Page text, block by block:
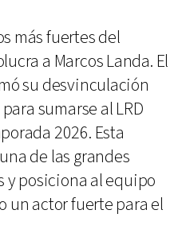
más fuertes del
a Marcos Landa. El
su desvinculación
sumarse al LRD
2026. Esta
de las grandes
y posiciona al equipo
un actor fuerte para el